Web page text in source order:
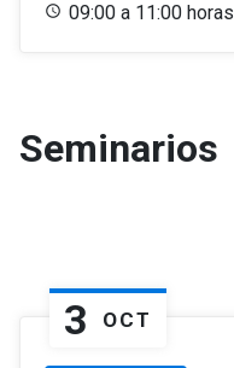
09:00 a 11:00 horas
Seminarios
3 OCT